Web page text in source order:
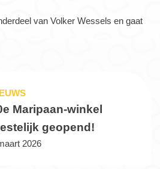
van Volker Wessels en gaat
Maripaan-winkel
geopend!
2026